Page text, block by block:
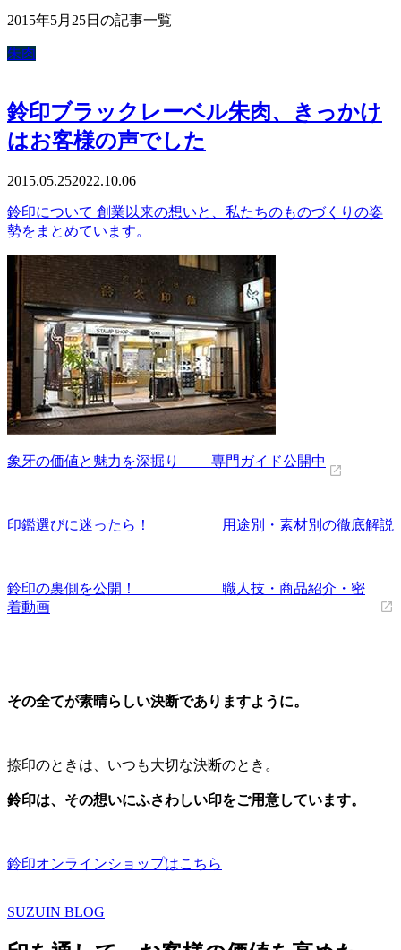
2015年5月25日の記事一覧
朱肉
鈴印ブラックレーベル朱肉、きっかけ
はお客様の声でした
2015.05.252022.10.06
鈴印について 創業以来の想いと、私たちのものづくりの姿
勢をまとめています。
象牙の価値と魅力を深掘り 専門ガイド公開中
印鑑選びに迷ったら！ 用途別・素材別の徹底解説
鈴印の裏側を公開！ 職人技・商品紹介・密
着動画
その全てが素晴らしい決断でありますように。
捺印のときは、いつも大切な決断のとき。
鈴印は、その想いにふさわしい印をご用意しています。
鈴印オンラインショップはこちら
SUZUIN BLOG